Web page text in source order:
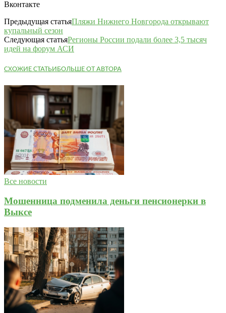
Вконтакте
Предыдущая статьяПляжи Нижнего Новгорода открывают
купальный сезон
Следующая статьяРегионы России подали более 3,5 тысяч
идей на форум АСИ
СХОЖИЕ СТАТЬИБОЛЬШЕ ОТ АВТОРА
Все новости
Мошенница подменила деньги пенсионерки в
Выксе